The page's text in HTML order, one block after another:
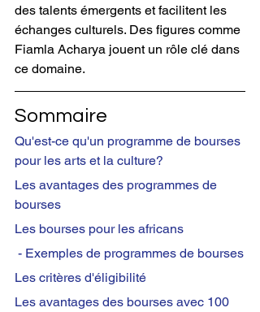
des talents émergents et facilitent les
échanges culturels. Des figures comme
Fiamla Acharya jouent un rôle clé dans
ce domaine.
Sommaire
Qu'est-ce qu'un programme de bourses
pour les arts et la culture?
Les avantages des programmes de
bourses
Les bourses pour les africans
- Exemples de programmes de bourses
Les critères d'éligibilité
Les avantages des bourses avec 100